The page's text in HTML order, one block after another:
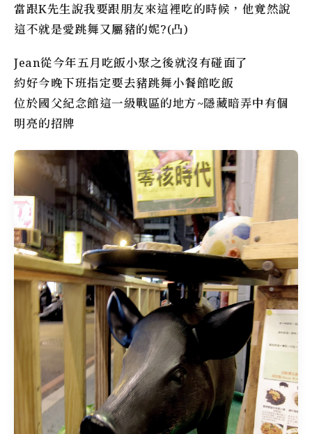
當跟K先生說我要跟朋友來這裡吃的時候，他竟然說
這不就是愛跳舞又屬豬的妮?(凸)
Jean從今年五月吃飯小聚之後就沒有碰面了
約好今晚下班指定要去豬跳舞小餐館吃飯
位於國父紀念館這一級戰區的地方~隱藏暗弄中有個
明亮的招牌